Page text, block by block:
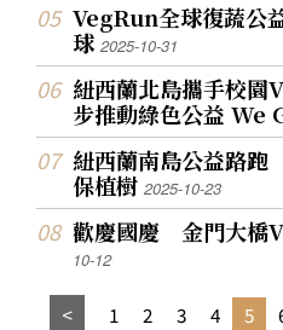
VegRun全球復蔬公
球2025-10-31
紐西蘭北島攜手校
步推動綠色公益
紐西蘭南島公益路
保植樹2025-10-23
歡慶國慶 金門大橋
10-12
1 2 3 4 5